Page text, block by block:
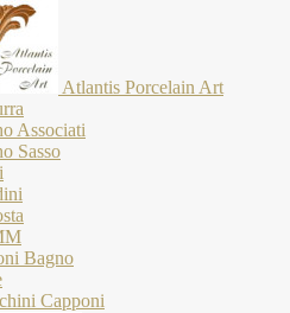
Atlantis Porcelain Art
Associati
Sasso
Bagno
Capponi